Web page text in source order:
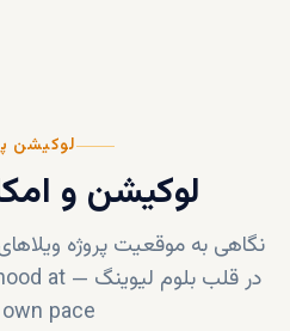
لوکیشن
لوکیشن و
نگاهی به موقعیت پروژه
در قلب بلوم لیوینگ —
at
pace.